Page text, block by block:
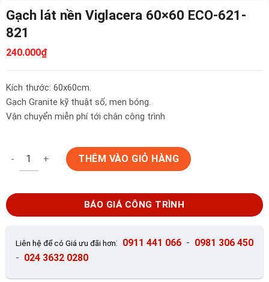
Gạch lát nền Viglacera 60×60 ECO-621-
821
240.000₫
Kích thước: 60x60cm.
Gạch Granite kỹ thuật số, men bóng.
Vận chuyển miễn phí tới chân công trình
Gạch lát nền Viglacera 60x60 ECO-621-821 số lượng
THÊM VÀO GIỎ HÀNG
BÁO GIÁ CÔNG TRÌNH
Liên hệ để có Giá ưu đãi hơn: 0911 441 066 - 0981 306 450
- 024 3632 0280